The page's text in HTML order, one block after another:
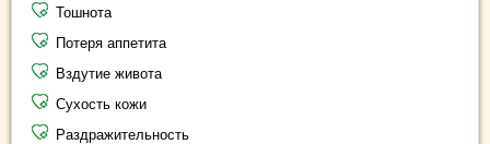
Тошнота
Потеря аппетита
Вздутие живота
Сухость кожи
Раздражительность